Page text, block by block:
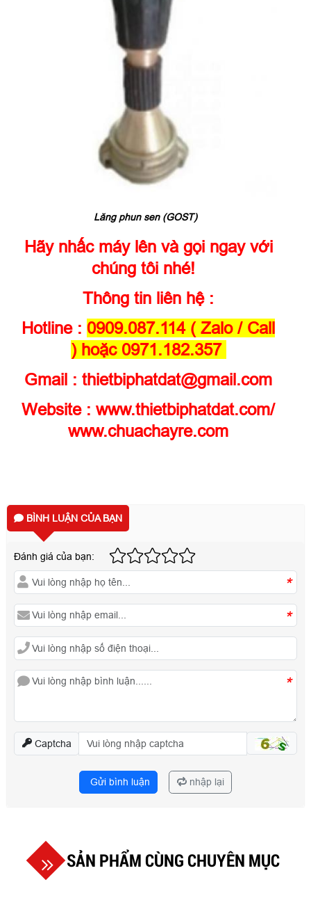
Lăng phun sen (GOST)
Hãy nhấc máy lên và gọi ngay với
chúng tôi nhé!
Thông tin liên hệ :
Hotline : 0909.087.114 ( Zalo / Call
) hoặc 0971.182.357
Gmail : thietbiphatdat@gmail.com
Website : www.thietbiphatdat.com/
www.chuachayre.com
BÌNH LUẬN CỦA BẠN
Đánh giá của bạn:
*
*
*
Captcha
Gửi bình luận nhập lại
SẢN PHẨM CÙNG CHUYÊN MỤC